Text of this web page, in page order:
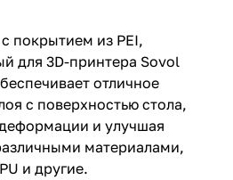
покрытием из PEI,
для 3D-принтера Sovol
отличное
с поверхностью стола,
и улучшая
материалами,
и другие.